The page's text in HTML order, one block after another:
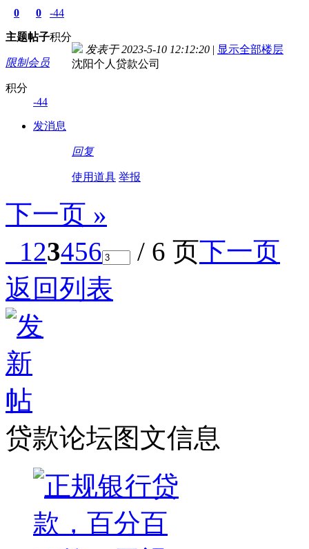
0
主题
0
帖子
-44
积分
限制会员
积分
-44
发消息
发表于 2023-5-10 12:12:20 | 显示全部楼层
沈阳个人贷款公司
回复
使用道具 举报
下一页 »
123456 / 6 页下一页
返回列表
贷款论坛图文信息